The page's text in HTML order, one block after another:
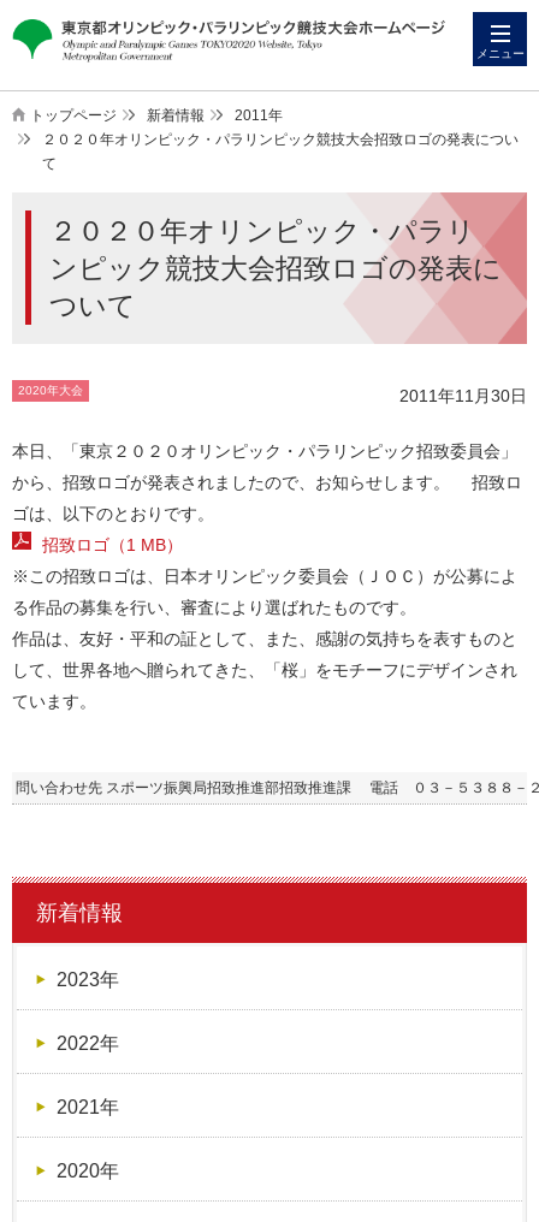
ス
メニュー
トップページ 新着情報
2011年
２０２０年オリンピック・パラリンピック競技大会招致ロゴの発表につい
て
ら
２０２０年オリンピック・パラリ
ンピック競技大会招致ロゴの発表に
ついて
2011年11月30日
2020年大会
本日、「東京２０２０オリンピック・パラリンピック招致委員会」
から、招致ロゴが発表されましたので、お知らせします。 招致ロ
ゴは、以下のとおりです。
招致ロゴ（1 MB）
※この招致ロゴは、日本オリンピック委員会（ＪＯＣ）が公募によ
る作品の募集を行い、審査により選ばれたものです。
作品は、友好・平和の証として、また、感謝の気持ちを表すものと
して、世界各地へ贈られてきた、「桜」をモチーフにデザインされ
ています。
問い合わせ先 スポーツ振興局招致推進部招致推進課 電話 ０３－５３８８－
新着情報
2023年
2022年
2021年
2020年